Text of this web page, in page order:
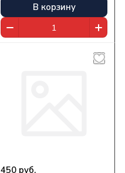
В корзину
450 руб.